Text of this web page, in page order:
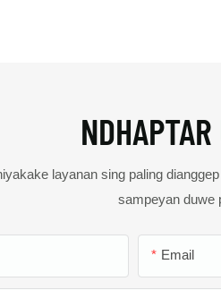
NDHAPTAR
layanan sing paling
sampeyan duwe
Email